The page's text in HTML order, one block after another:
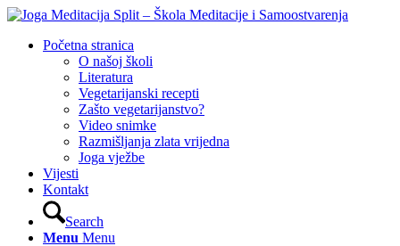
Početna stranica
O našoj školi
Literatura
Vegetarijanski recepti
Zašto vegetarijanstvo?
Video snimke
Razmišljanja zlata vrijedna
Joga vježbe
Vijesti
Kontakt
Search
Menu Menu